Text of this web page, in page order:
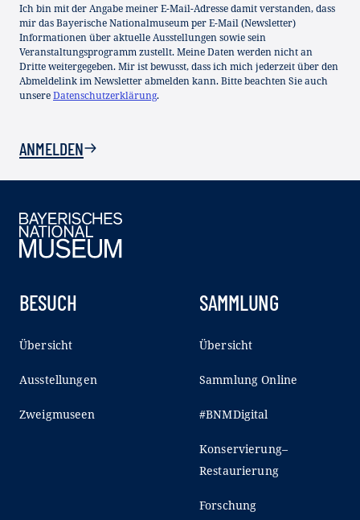
Ich bin mit der Angabe meiner E-Mail-Adresse damit verstanden, dass
mir das Bayerische Nationalmuseum per E-Mail (Newsletter)
Informationen über aktuelle Ausstellungen sowie sein
Veranstaltungsprogramm zustellt. Meine Daten werden nicht an
Dritte weitergegeben. Mir ist bewusst, dass ich mich jederzeit über den
Abmeldelink im Newsletter abmelden kann. Bitte beachten Sie auch
unsereDatenschutzerklärung.
ANMELDEN
BESUCH
Übersicht
Ausstellungen
Zweigmuseen
SAMMLUNG
Übersicht
Sammlung Online
#BNMDigital
Konservierung–
Restaurierung
Forschung